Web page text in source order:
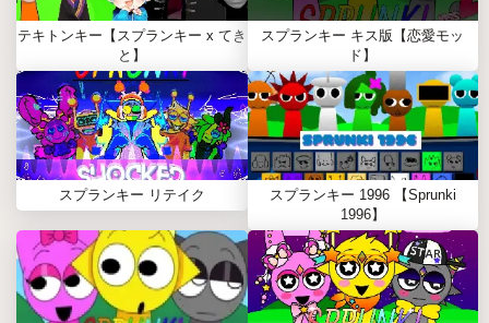
テキトンキー【スプランキー x てき
と】
スプランキー キス版【恋愛モッ
ド】
スプランキー リテイク
スプランキー 1996 【Sprunki
1996】